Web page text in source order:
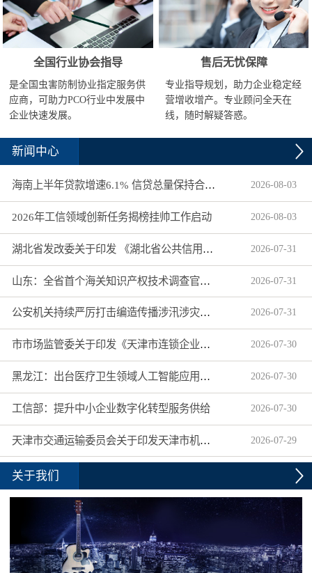
全国行业协会指导
是全国虫害防制协业指定服务供
应商，可助力PCO行业中发展中
企业快速发展。
售后无忧保障
专业指导规划，助力企业稳定经
营增收增产。专业顾问全天在
线，随时解疑答惑。
新闻中心
海南上半年贷款增速6.1% 信贷总量保持合理平稳增长 2026-08-03
2026年工信领域创新任务揭榜挂帅工作启动 2026-08-03
湖北省发改委关于印发 《湖北省公共信用信息目录（2026年版）》的通知 2026-07-31
山东：全省首个海关知识产权技术调查官制度落地济南自贸片区 2026-07-31
公安机关持续严厉打击编造传播涉汛涉灾网络谣言 2026-07-31
市市场监管委关于印发《天津市连锁企业食品经营许可“先证后核”信用承诺审批实施办法》的通知 2026-07-30
黑龙江：出台医疗卫生领域人工智能应用工作实施方案 2026-07-30
工信部：提升中小企业数字化转型服务供给 2026-07-30
天津市交通运输委员会关于印发天津市机动车驾驶员培训机构及教练员综合信用评价管理办法的通知 2026-07-29
关于我们